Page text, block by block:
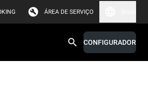
ÁREA DE SERVIÇO
CONFIGURADOR